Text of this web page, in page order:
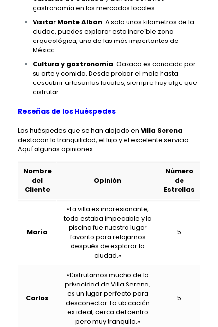
gastronomía en los mercados locales.
Visitar Monte Albán: A solo unos kilómetros de la
ciudad, puedes explorar esta increíble zona
arqueológica, una de las más importantes de
México.
Cultura y gastronomía: Oaxaca es conocida por
su arte y comida. Desde probar el mole hasta
descubrir artesanías locales, siempre hay algo que
disfrutar.
Reseñas de los Huéspedes
Los huéspedes que se han alojado en Villa Serena
destacan la tranquilidad, el lujo y el excelente servicio.
Aquí algunas opiniones:
Nombre
del
Cliente
Opinión
Número
de
Estrellas
María
«La villa es impresionante,
todo estaba impecable y la
piscina fue nuestro lugar
favorito para relajarnos
después de explorar la
ciudad.»
5
Carlos
«Disfrutamos mucho de la
privacidad de Villa Serena,
es un lugar perfecto para
desconectar. La ubicación
es ideal, cerca del centro
pero muy tranquilo.»
5